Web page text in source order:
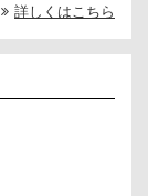
詳しくはこちら